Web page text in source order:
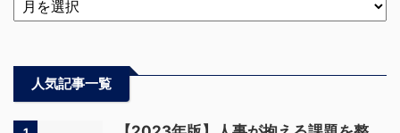
人気記事一覧